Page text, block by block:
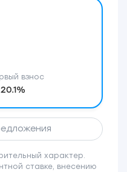
взнос
характер.
ставке, внесению